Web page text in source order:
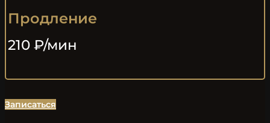
Продление
210 ₽/мин
Записаться